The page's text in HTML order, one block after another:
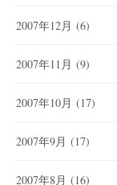
2007年12月 (6)
2007年11月 (9)
2007年10月 (17)
2007年9月 (17)
2007年8月 (16)